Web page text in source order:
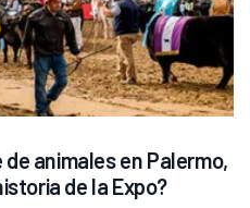
animales en Palermo,
de la Expo?